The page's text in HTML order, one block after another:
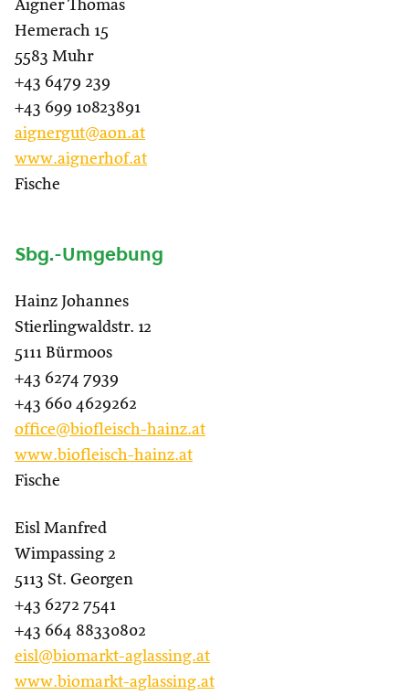
Aigner Thomas
Hemerach 15
5583 Muhr
+43 6479 239
+43 699 10823891
aignergut@aon.at
www.aignerhof.at
Fische
Sbg.-Umgebung
Hainz Johannes
Stierlingwaldstr. 12
5111 Bürmoos
+43 6274 7939
+43 660 4629262
office@biofleisch-hainz.at
www.biofleisch-hainz.at
Fische
Eisl Manfred
Wimpassing 2
5113 St. Georgen
+43 6272 7541
+43 664 88330802
eisl@biomarkt-aglassing.at
www.biomarkt-aglassing.at